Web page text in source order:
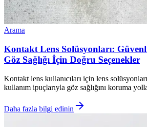
Arama
Kontakt Lens Solüsyonları:
Göz Sağlığı İçin Doğru Seçenekler
Kontakt lens kullanıcıları için lens
kullanım ipuçlarıyla göz sağlığını koruma
Daha fazla bilgi edinin